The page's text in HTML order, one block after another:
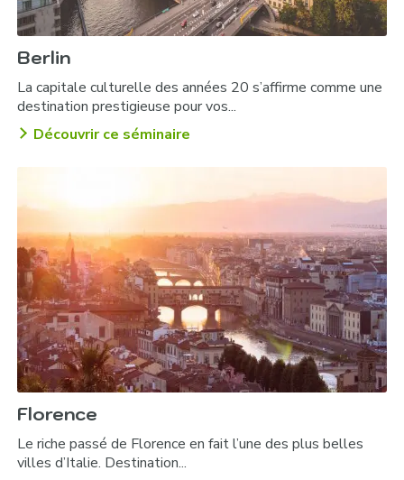
Randonnée pédestre et à vélo dans la vallée de
Marathon :
Soirée de gala « Dieux du Panthéon » sur le site du
stade olympique antique :
Soirée typique à la Taverna Sigálas :
Soirée dans le petit port pittoresque de
Berlin
La capitale culturelle des années 20 s’affirme comme une
destination prestigieuse pour vos...
Découvrir ce séminaire
Florence
Le riche passé de Florence en fait l’une des plus belles
villes d’Italie. Destination...